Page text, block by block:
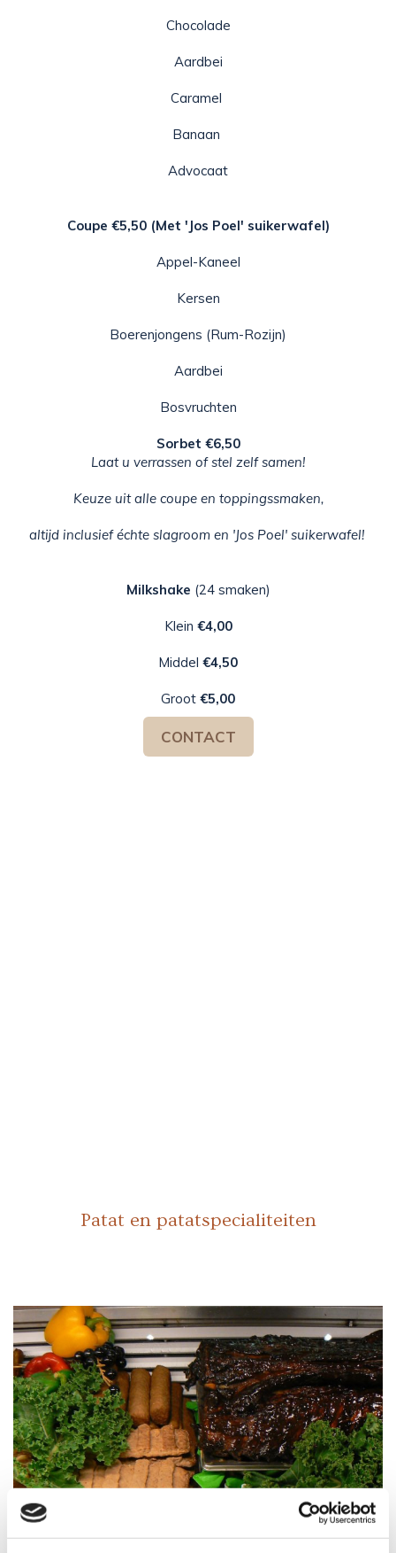
Chocolade
Aardbei
Caramel
Banaan
Advocaat
Coupe €5,50 (Met 'Jos Poel' suikerwafel)
Appel-Kaneel
Kersen
Boerenjongens (Rum-Rozijn)
Aardbei
Bosvruchten
Sorbet €6,50
Laat u verrassen of stel zelf samen!
Keuze uit alle coupe en toppingssmaken,
altijd inclusief échte slagroom en 'Jos Poel' suikerwafel!
Milkshake (24 smaken)
Klein €4,00
Middel €4,50
Groot €5,00
CONTACT
Patat en patatspecialiteiten